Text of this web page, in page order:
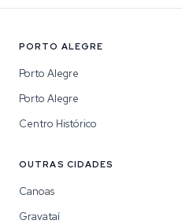
PORTO ALEGRE
Porto Alegre
Porto Alegre
Centro Histórico
OUTRAS CIDADES
Canoas
Gravataí